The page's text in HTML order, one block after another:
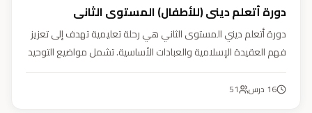
دورة أتعلم ديني (للأطفال) المستوى الثاني
دورة أتعلم ديني المستوى الثاني هي رحلة تعليمية تهدف إلى تعزيز
فهم العقيدة الإسلامية والعبادات الأساسية. تشمل مواضيع التوحيد
وتربية أبنائنا تربية إيمانية وأخلاقية وعلمية ونفسية واجتماعية.
16 درس 51